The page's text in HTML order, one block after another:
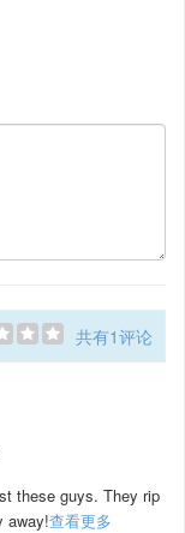
共有1评论
these guys. They rip
away!查看更多